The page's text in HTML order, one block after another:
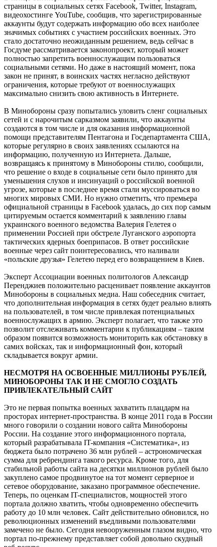
страницы в социальных сетях Facebook, Twitter, Instagram,
видеохостинге YouTubе, сообщив, что зарегистрированные
аккаунты будут содержать информацию обо всех наиболее
значимых событиях с участием российских военных. Это
стало достаточно неожиданным решением, ведь сейчас в
Госдуме рассматривается законопроект, который может
полностью запретить военнослужащим пользоваться
социальными сетями. Но даже в настоящий момент, пока
закон не принят, в воинских частях негласно действуют
ограничения, которые требуют от военнослужащих
максимально снизить свою активность в Интернете.
В Минобороны сразу попытались уловить сленг социальных
сетей и с нарочитым сарказмом заявили, что аккаунты
создаются в том числе и для оказания информационной
помощи представителям Пентагона и Госдепартамента США,
которые регулярно в своих заявлениях ссылаются на
информацию, полученную из Интернета. Дальше,
возвращаясь к принятому в Минобороны стилю, сообщили,
что решение о входе в социальные сети было принято для
уменьшения слухов и инсинуаций о российской военной
угрозе, которые в последнее время стали муссироваться во
многих мировых СМИ. Но нужно отметить, что премьера
официальной страницы в Facebook удалась, до сих пор самым
цитируемым остается комментарий к заявлению главы
украинского военного ведомства Валерия Гелетея о
применении Россией при обстреле Луганского аэропорта
тактических ядерных боеприпасов. В ответ российские
военные через сайт поинтересовались, что наливали
«польские друзья» Гелетею перед его возвращением в Киев.
Эксперт Ассоциации военных политологов Александр
Перенджиев положительно расценивает появление аккаунтов
Минобороны в социальных медиа. Наш собеседник считает,
что дополнительная информация в сетях будет реально влиять
на пользователей, в том числе привлекая потенциальных
военнослужащих в армию. Эксперт полагает, что также это
позволит отслеживать комментарии к публикациям – таким
образом появится возможность мониторить как обстановку в
самих войсках, так и информационный фон, который
складывается вокруг армии.
НЕСМОТРЯ НА ОСВОЕННЫЕ МИЛЛИОНЫ РУБЛЕЙ,
МИНОБОРОНЫ ТАК И НЕ СМОГЛО СОЗДАТЬ
ПРИВЛЕКАТЕЛЬНЫЙ САЙТ
Это не первая попытка военных захватить плацдарм на
просторах интернет-пространства. В конце 2011 года в России
много говорили о создании нового сайта Минобороны
России. На создание этого информационного портала,
который разрабатывала IT-компания «Систематика», из
бюджета было потрачено 36 млн рублей – астрономическая
сумма для ребрендинга такого ресурса. Кроме того, для
стабильной работы сайта на десятки миллионов рублей было
закуплено самое продвинутое на тот момент серверное и
сетевое оборудование, заказано программное обеспечение.
Теперь, по оценкам IT-специалистов, мощностей этого
портала должно хватить, чтобы одновременно обеспечить
работу до 10 млн человек. Сайт действительно обновился, но
революционных изменений въедливыми пользователями
замечено не было. Сегодня невооруженным глазом видно, что
портал по-прежнему представляет собой довольно скудный